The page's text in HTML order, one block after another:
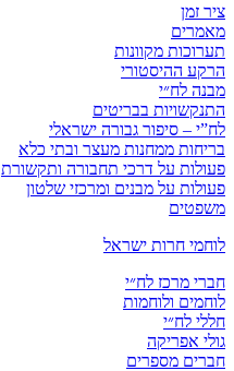
ציר זמן
מאמרים
תערוכות מקוונות
הרקע ההיסטורי
מבנה לח״י
התנקשויות בבריטים
לח”י – סיפור גבורה ישראלי
בריחות ממחנות מעצר ובתי כלא
פעולות על דרכי תחבורה ותקשורת
פעולות על מבנים ומרכזי שלטון
משפטים
לוחמי חרות ישראל
חברי מרכז לח״י
לוחמים ולוחמות
חללי לח״י
גולי אפריקה
חברים מספרים